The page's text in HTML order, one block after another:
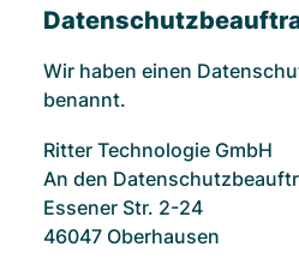
Wir haben einen
benannt.
Ritter Technologie GmbH
An den
Essener Str. 2-24
46047 Oberhausen